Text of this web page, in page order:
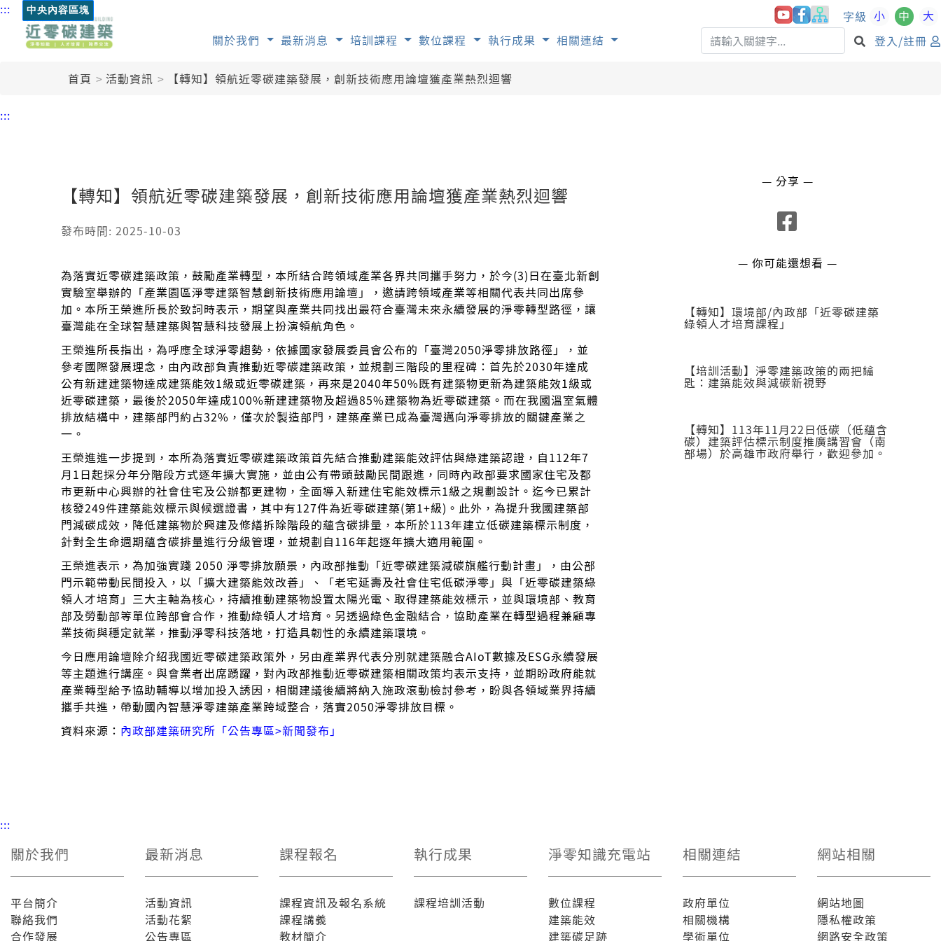
::: 中央內容區塊
關於我們 最新消息 培訓課程 數位課程 執行成果 相關連結
字級 小 中
大
登入/註冊
首頁 活動資訊 【轉知】領航近零碳建築發展，創新技術應用論壇獲產業熱烈迴響
:::
【轉知】領航近零碳建築發展，創新技術應用論壇獲產業熱烈迴響
發布時間: 2025-10-03
為落實近零碳建築政策，鼓勵產業轉型，本所結合跨領域產業各界共同攜手努力，於今(3)日在臺北新創
實驗室舉辦的「產業園區淨零建築智慧創新技術應用論壇」，邀請跨領域產業等相關代表共同出席參
加。本所王榮進所長於致詞時表示，期望與產業共同找出最符合臺灣未來永續發展的淨零轉型路徑，讓
臺灣能在全球智慧建築與智慧科技發展上扮演領航角色。
王榮進所長指出，為呼應全球淨零趨勢，依據國家發展委員會公布的「臺灣2050淨零排放路徑」，並
參考國際發展理念，由內政部負責推動近零碳建築政策，並規劃三階段的里程碑：首先於2030年達成
公有新建建築物達成建築能效1級或近零碳建築，再來是2040年50%既有建築物更新為建築能效1級或
近零碳建築，最後於2050年達成100%新建建築物及超過85%建築物為近零碳建築。而在我國溫室氣體
排放結構中，建築部門約占32%，僅次於製造部門，建築產業已成為臺灣邁向淨零排放的關鍵產業之
一。
王榮進進一步提到，本所為落實近零碳建築政策首先結合推動建築能效評估與綠建築認證，自112年7
月1日起採分年分階段方式逐年擴大實施，並由公有帶頭鼓勵民間跟進，同時內政部要求國家住宅及都
市更新中心興辦的社會住宅及公辦都更建物，全面導入新建住宅能效標示1級之規劃設計。迄今已累計
核發249件建築能效標示與候選證書，其中有127件為近零碳建築(第1+級)。此外，為提升我國建築部
門減碳成效，降低建築物於興建及修繕拆除階段的蘊含碳排量，本所於113年建立低碳建築標示制度，
針對全生命週期蘊含碳排量進行分級管理，並規劃自116年起逐年擴大適用範圍。
王榮進表示，為加強實踐 2050 淨零排放願景，內政部推動「近零碳建築減碳旗艦行動計畫」，由公部
門示範帶動民間投入，以「擴大建築能效改善」、「老宅延壽及社會住宅低碳淨零」與「近零碳建築綠
領人才培育」三大主軸為核心，持續推動建築物設置太陽光電、取得建築能效標示，並與環境部、教育
部及勞動部等單位跨部會合作，推動綠領人才培育。另透過綠色金融結合，協助產業在轉型過程兼顧專
業技術與穩定就業，推動淨零科技落地，打造具韌性的永續建築環境。
今日應用論壇除介紹我國近零碳建築政策外，另由產業界代表分別就建築融合AIoT數據及ESG永續發展
等主題進行講座。與會業者出席踴躍，對內政部推動近零碳建築相關政策均表示支持，並期盼政府能就
產業轉型給予協助輔導以增加投入誘因，相關建議後續將納入施政滾動檢討參考，盼與各領域業界持續
攜手共進，帶動國內智慧淨零建築產業跨域整合，落實2050淨零排放目標。
資料來源： 內政部建築研究所「公告專區>新聞發布」
— 分享 —
— 你可能還想看 —
【轉知】環境部/內政部「近零碳建築
綠領人才培育課程」
【培訓活動】淨零建築政策的兩把鑰
匙：建築能效與減碳新視野
【轉知】113年11月22日低碳（低蘊含
碳）建築評估標示制度推廣講習會（南
部場）於高雄市政府舉行，歡迎參加。
:::
關於我們
平台簡介
聯絡我們
合作發展
最新消息
活動資訊
活動花絮
公告專區
課程報名
課程資訊及報名系統
課程講義
教材簡介
執行成果
課程培訓活動
淨零知識充電站
數位課程
建築能效
建築碳足跡
相關連結
政府單位
相關機構
學術單位
網站相關
網站地圖
隱私權政策
網路安全政策